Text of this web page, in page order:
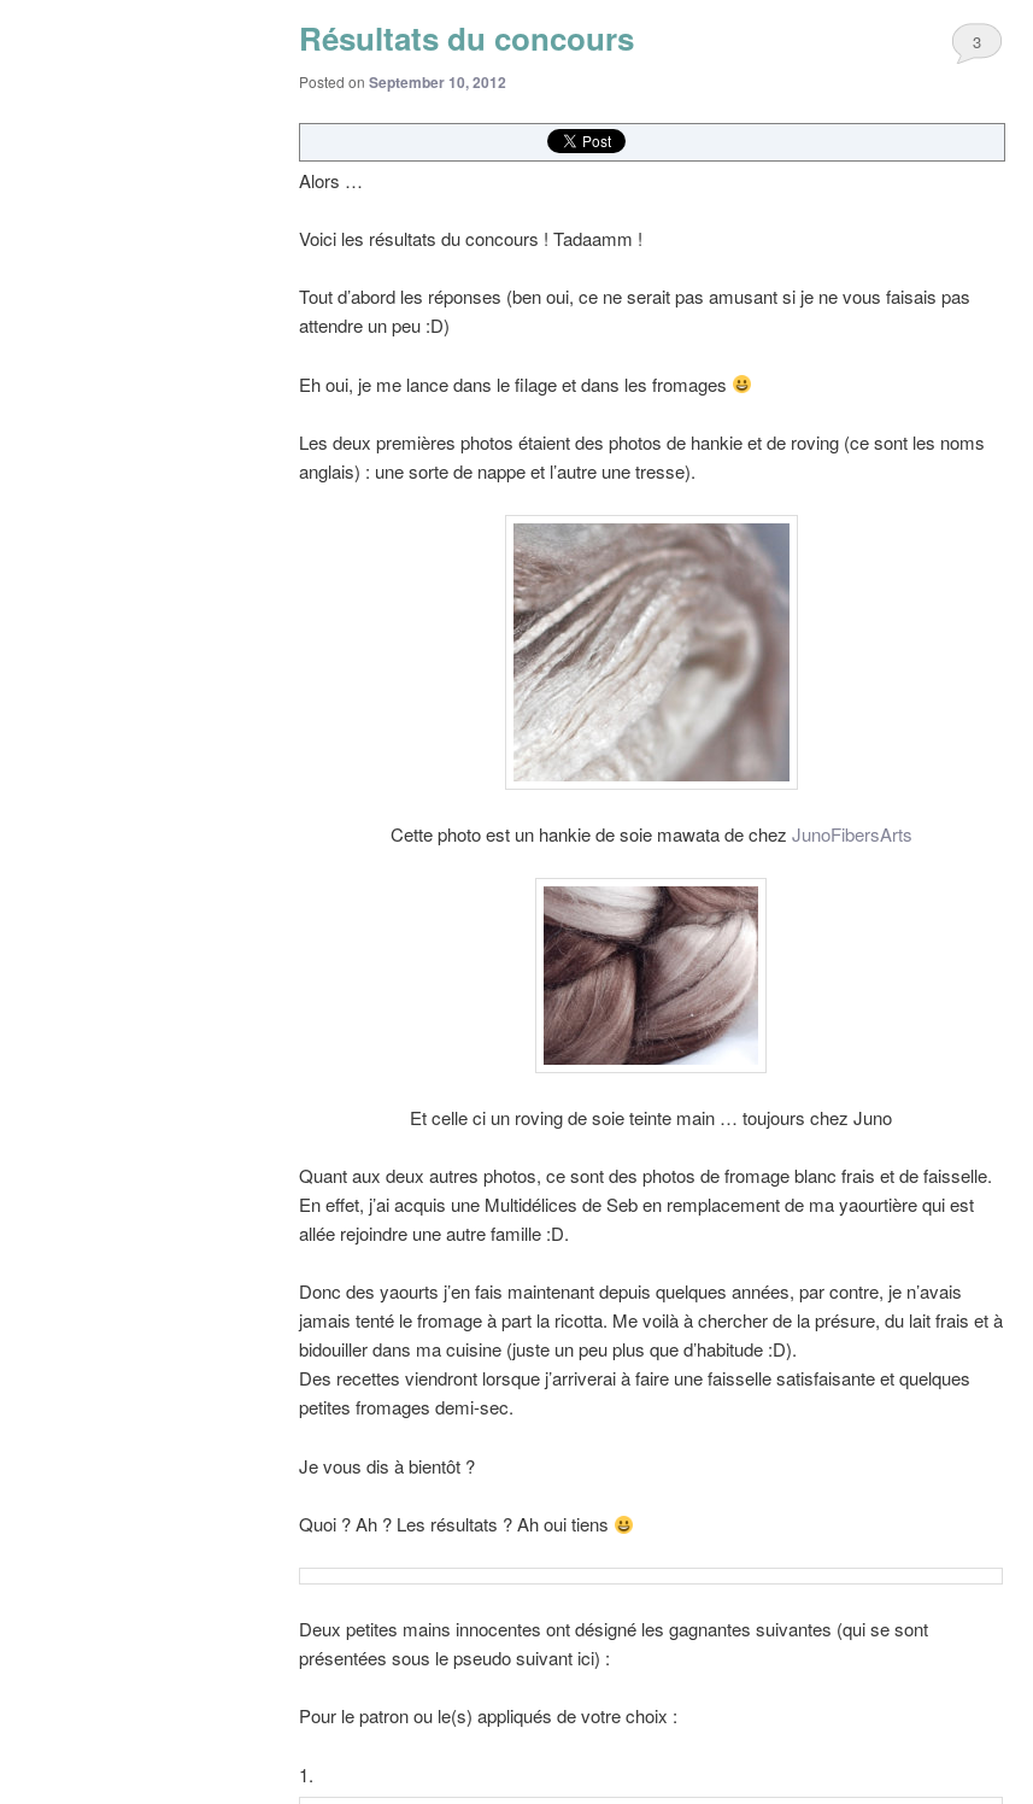
Résultats du concours
Posted on September 10, 2012
3
Alors …
Voici les résultats du concours ! Tadaamm !
Tout d’abord les réponses (ben oui, ce ne serait pas amusant si je ne vous faisais pas
attendre un peu :D)
Eh oui, je me lance dans le filage et dans les fromages
Les deux premières photos étaient des photos de hankie et de roving (ce sont les noms
anglais) : une sorte de nappe et l’autre une tresse).
Cette photo est un hankie de soie mawata de chez JunoFibersArts
Et celle ci un roving de soie teinte main … toujours chez Juno
Quant aux deux autres photos, ce sont des photos de fromage blanc frais et de faisselle.
En effet, j’ai acquis une Multidélices de Seb en remplacement de ma yaourtière qui est
allée rejoindre une autre famille :D.
Donc des yaourts j’en fais maintenant depuis quelques années, par contre, je n’avais
jamais tenté le fromage à part la ricotta. Me voilà à chercher de la présure, du lait frais et à
bidouiller dans ma cuisine (juste un peu plus que d’habitude :D).
Des recettes viendront lorsque j’arriverai à faire une faisselle satisfaisante et quelques
petites fromages demi-sec.
Je vous dis à bientôt ?
Quoi ? Ah ? Les résultats ? Ah oui tiens
Deux petites mains innocentes ont désigné les gagnantes suivantes (qui se sont
présentées sous le pseudo suivant ici) :
Pour le patron ou le(s) appliqués de votre choix :
1.